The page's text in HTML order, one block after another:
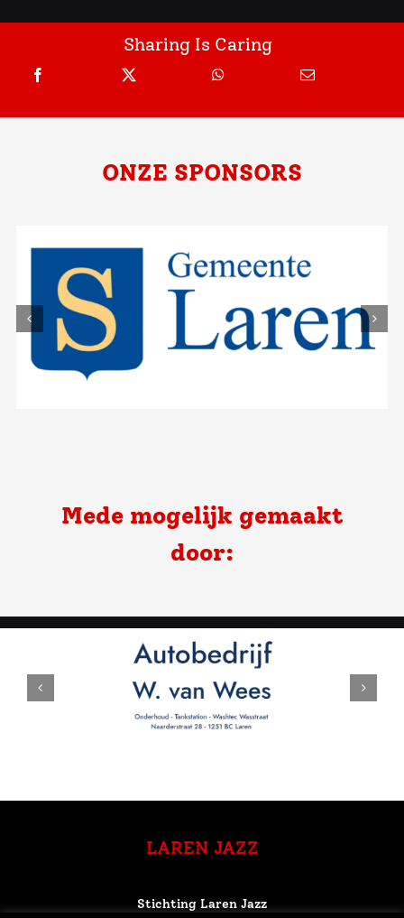
Sharing Is Caring
ONZE SPONSORS
Mede mogelijk gemaakt
door:
LAREN JAZZ
Stichting Laren Jazz